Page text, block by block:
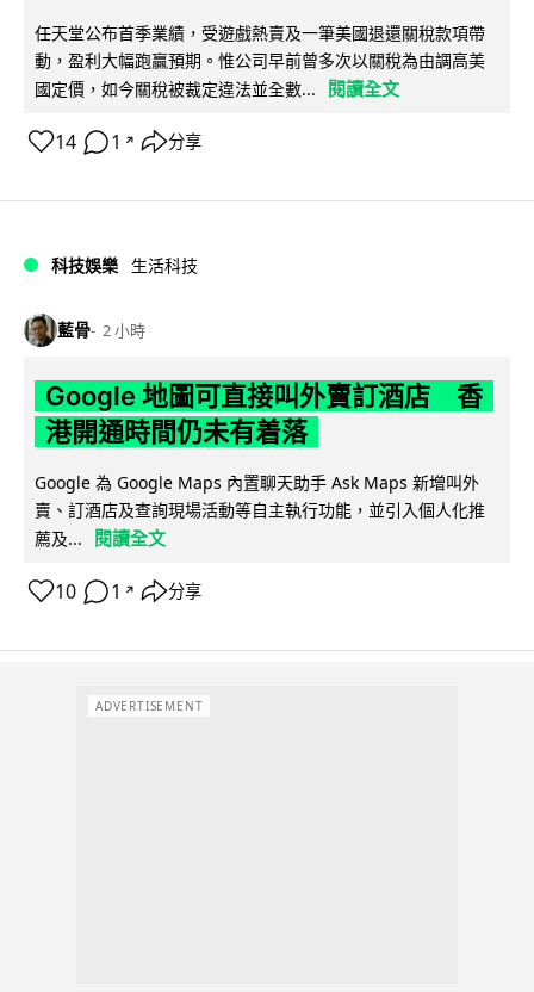
任天堂公布首季業績，受遊戲熱賣及一筆美國退還關稅款項帶
動，盈利大幅跑贏預期。惟公司早前曾多次以關稅為由調高美
國定價，如今關稅被裁定違法並全數...
閱讀全文
14 1 ↗ 分享
科技娛樂 生活科技
藍骨 2 小時
Google 地圖可直接叫外賣訂酒店 香
港開通時間仍未有着落
Google 為 Google Maps 內置聊天助手 Ask Maps 新增叫外
賣、訂酒店及查詢現場活動等自主執行功能，並引入個人化推
薦及...
閱讀全文
10 1 ↗ 分享
ADVERTISEMENT